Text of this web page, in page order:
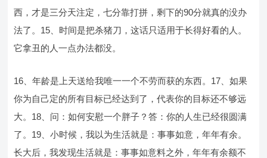
西，才是三分天注定，七分靠打拼，剩下的90分就真的没办
法了。15、时间是把杀猪刀，这话只适用于长得好看的人。
它拿丑的人一点办法都没。
16、年龄是上天送给我唯一一个不劳而获的东西。17、如果
你为自己定的所有目标已经达到了，代表你的目标还不够远
大。18、问：如何安慰一个胖子？答：你的人生已经很圆满
了。19、小时候，我以为生活就是：事事如意，年年有余。
长大后，我发现生活就是：事事如意料之外，年年有余额不